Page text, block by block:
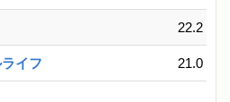
22.2
イフ 21.0